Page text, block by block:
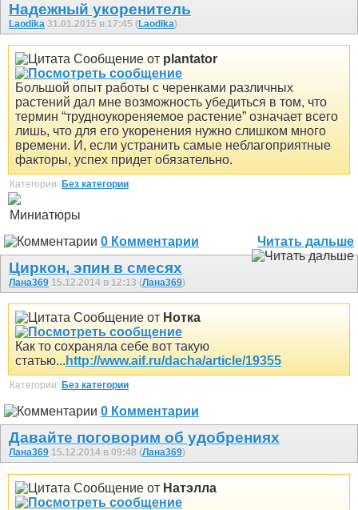
Надежный укоренитель
Laodika 31.01.2015 в 17:45 (Laodika)
Сообщение от plantator
Большой опыт работы с черенками различных
растений дал мне возможность убедиться в том, что
термин “трудноукореняемое растение” означает всего
лишь, что для его укоренения нужно слишком много
времени. И, если устранить самые неблагоприятные
факторы, успех придет обязательно.
Категории: Без категории
Миниатюры
0 Комментарии
Читать дальше
Циркон, эпин в смесях
Лана369 15.12.2014 в 12:13 (Лана369)
Сообщение от Нотка
Как то сохраняла себе вот такую
статью... http://www.aif.ru/dacha/article/19355
Категории: Без категории
0 Комментарии
Давайте поговорим об удобрениях
Лана369 15.12.2014 в 09:48 (Лана369)
Сообщение от Натэлла